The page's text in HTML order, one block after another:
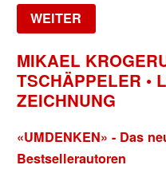
WEITER
MIKAEL
TSCHÄPPELER •
ZEICHNUNG
«UMDENKEN» - Das
Bestsellerautoren